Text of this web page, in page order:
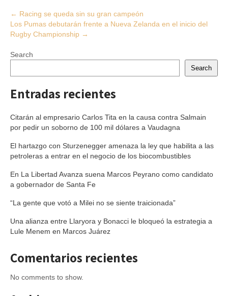
Post
navigation
← Racing se queda sin su gran campeón
Los Pumas debutarán frente a Nueva Zelanda en el inicio del
Rugby Championship →
Search
Search
Entradas recientes
Citarán al empresario Carlos Tita en la causa contra Salmain
por pedir un soborno de 100 mil dólares a Vaudagna
El hartazgo con Sturzenegger amenaza la ley que habilita a las
petroleras a entrar en el negocio de los biocombustibles
En La Libertad Avanza suena Marcos Peyrano como candidato
a gobernador de Santa Fe
“La gente que votó a Milei no se siente traicionada”
Una alianza entre Llaryora y Bonacci le bloqueó la estrategia a
Lule Menem en Marcos Juárez
Comentarios recientes
No comments to show.